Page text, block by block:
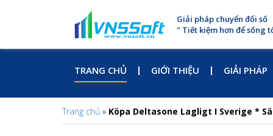
Giải pháp chuyển đổi số
" Tiết kiệm hơn để sống
TRANG CHỦ GIỚI THIỆU GIẢI PHÁP
Trang chủ » Köpa Deltasone Lagligt I Sverige *